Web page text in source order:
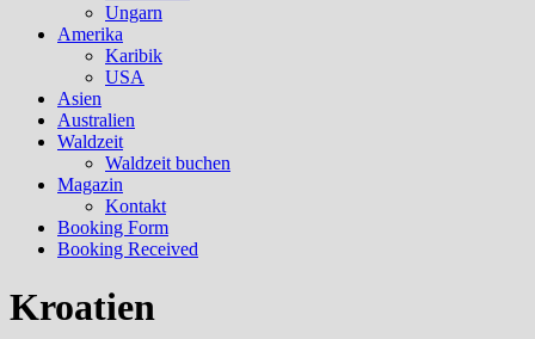
Ungarn
Amerika
Karibik
USA
Asien
Australien
Waldzeit
Waldzeit buchen
Magazin
Kontakt
Booking Form
Booking Received
Kroatien